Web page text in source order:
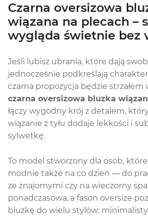
Czarna oversizowa
wiązana na plecach –
wygląda świetnie bez
Jeśli lubisz ubrania, które dają
jednocześnie podkreślają
czarna propozycja będzie strzałem
czarna oversizowa bluzka
łączy wygodny krój z detalem,
wiązanie z tyłu dodaje lekkości i
sylwetkę.
To model stworzony dla osób,
modnie także na co dzień — do
ze znajomymi czy na wieczorny
ponadczasowa, a fason oversize
bluzkę do wielu stylów: